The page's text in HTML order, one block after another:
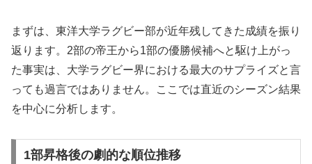
まずは、東洋大学ラグビー部が近年残してきた成績を振り
返ります。2部の帝王から1部の優勝候補へと駆け上がっ
た事実は、大学ラグビー界における最大のサプライズと言
っても過言ではありません。ここでは直近のシーズン結果
を中心に分析します。
1部昇格後の劇的な順位推移